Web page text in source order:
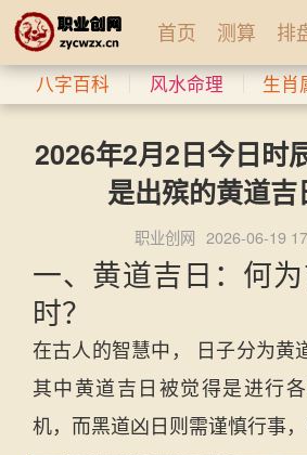
首页 测算 排
八字百科 风水命理 生肖
2026年2月2日今日时
是出殡的黄道吉
职业创网 2026-06-19
一、黄道吉日：何
时？
在古人的智慧中， 日子分为黄
其中黄道吉日被觉得是进行
机，而黑道凶日则需谨慎行事，